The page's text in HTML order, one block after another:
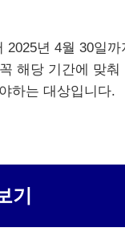
년 4월 30일까
해당 기간에 맞춰
하는 대상입니다.
기